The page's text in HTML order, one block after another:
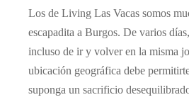
Los de Living Las Vacas somos
escapadita a Burgos. De varios
incluso de ir y volver en la misma
ubicación geográfica debe
suponga un sacrificio